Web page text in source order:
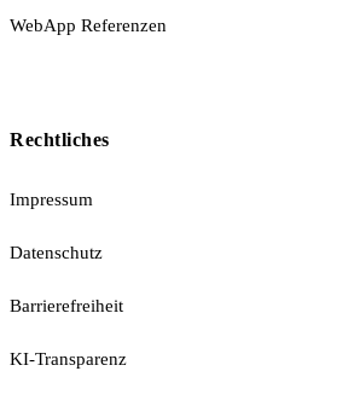
WebApp Referenzen
Rechtliches
Impressum
Datenschutz
Barrierefreiheit
KI-Transparenz